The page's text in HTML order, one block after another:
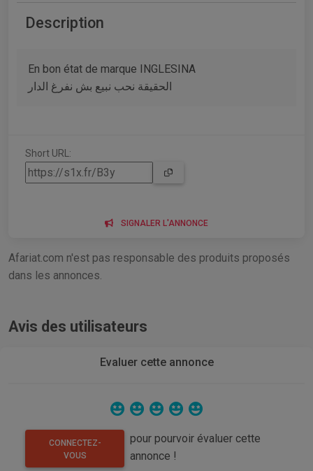
Description
En bon état de marque INGLESINA
الحقيقة نحب نبيع بش نفرغ الدار
Short URL:
SIGNALER L'ANNONCE
Afariat.com n'est pas responsable des produits proposés
dans les annonces.
Avis des utilisateurs
Evaluer cette annonce
CONNECTEZ-
VOUS
pour pourvoir évaluer cette
annonce !